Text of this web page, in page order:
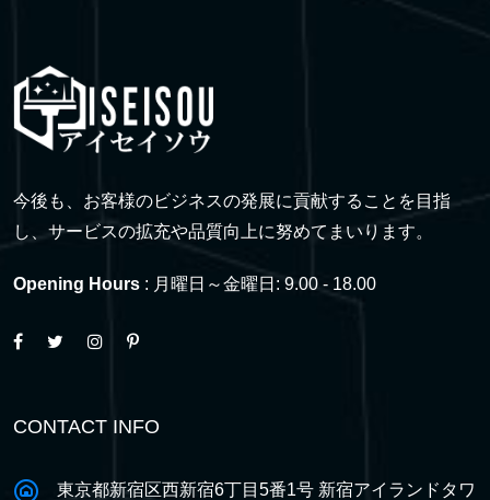
今後も、お客様のビジネスの発展に貢献することを目指
し、サービスの拡充や品質向上に努めてまいります。
Opening Hours : 月曜日～金曜日: 9.00 - 18.00
CONTACT INFO
東京都新宿区西新宿6丁目5番1号 新宿アイランドタワ